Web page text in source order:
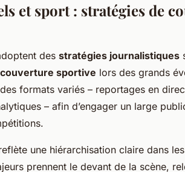
et sport : stratégies de
des stratégies journalistiques
couverture sportive lors des grands
formats variés – reportages en
– afin d’engager un large
une hiérarchisation claire dans
prennent le devant de la scène,